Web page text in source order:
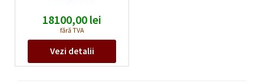
Tip acumulatori:Li-Ion
Voltaj/capacitate acumulatori:
V/Ah
18100,00 lei
fără TVA
Vezi detalii